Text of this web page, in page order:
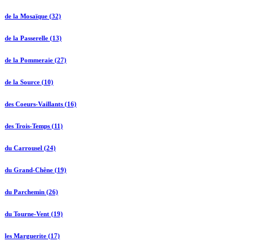
de la Mosaïque (32)
de la Passerelle (13)
de la Pommeraie (27)
de la Source (10)
des Coeurs-Vaillants (16)
des Trois-Temps (11)
du Carrousel (24)
du Grand-Chêne (19)
du Parchemin (26)
du Tourne-Vent (19)
les Marguerite (17)